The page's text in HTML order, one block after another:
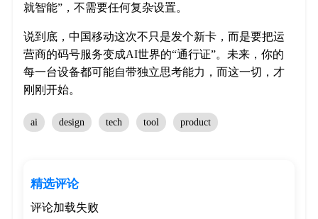
就智能”，不需要任何复杂设置。
说到底，中国移动这次不只是发个新卡，而是要把运
营商的码号服务变成AI世界的“通行证”。未来，你的
每一台设备都可能自带独立思考能力，而这一切，才
刚刚开始。
ai design tech tool product
精选评论
评论加载失败